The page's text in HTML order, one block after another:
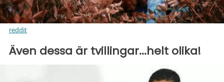
reddit
Även dessa är tvillingar...helt olika!